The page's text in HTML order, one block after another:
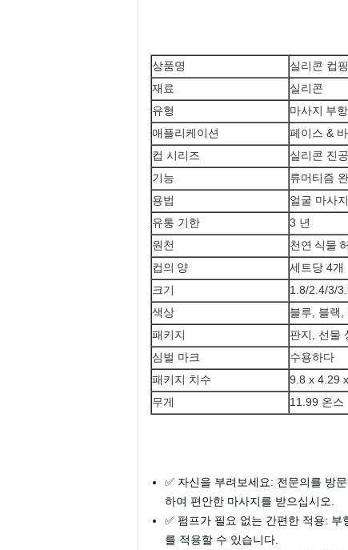
상품명
실리콘 컵
재료
실리콘
유형
마사지 부항
애플리케이션
페이스 &
컵 시리즈
실리콘 진
기능
류머티즘
용법
얼굴 마사
유통 기한
3 년
원천
천연 식물
컵의 양
세트당 4개
크기
1.8/2.4/3/
색상
블루, 블랙,
패키지
판지, 선물
심벌 마크
수용하다
패키지 치수
9.8 x 4.29
무게
11.99 온스
✅ 자신을 부려보세요: 전문의를 방
하여 편안한 마사지를 받으십시오.
✅ 펌프가 필요 없는 간편한 적용:
를 적용할 수 있습니다.